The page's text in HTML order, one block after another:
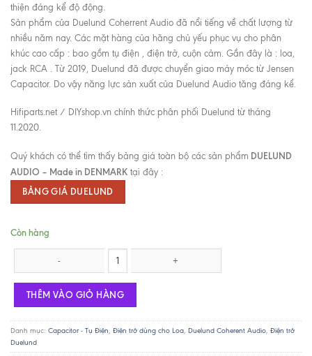
thiện đáng kể độ động.
Sản phẩm của Duelund Coherrent Audio đã nổi tiếng về chất lượng từ
nhiều năm nay. Các mặt hàng của hãng chủ yếu phục vụ cho phân
khúc cao cấp : bao gồm tụ điện , điện trở, cuộn cảm. Gần đây là : loa,
jack RCA . Từ 2019, Duelund đã được chuyển giao máy móc từ Jensen
Capacitor. Do vậy năng lực sản xuất của Duelund Audio tăng đáng kể.
Hifiparts.net / DIYshop.vn chính thức phân phối Duelund từ tháng
11.2020.
Quý khách có thể tìm thấy bảng giá toàn bộ các sản phẩm DUELUND
AUDIO – Made in DENMARK tại đây :
BẢNG GIÁ DUELUND
Còn hàng
Điện trở Duelund CAST Silver /Graphite - 8.2R / 10W số lượng
THÊM VÀO GIỎ HÀNG
Danh mục: Capacitor - Tụ Điện Điện trở dùng cho Loa Duelund Coherent Audio Điện trở
Duelund